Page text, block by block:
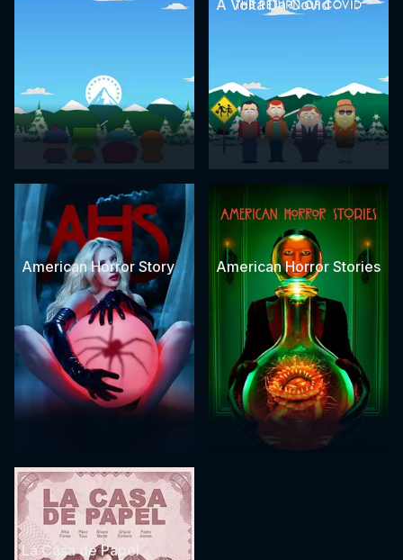
A Volta Da Covid
American Horror Story American Horror Stories
La Casa de Papel